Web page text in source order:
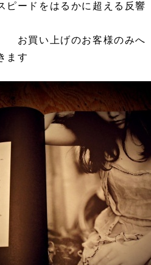
ピードをはるかに超える反響
お買い上げのお客様のみへ
ます